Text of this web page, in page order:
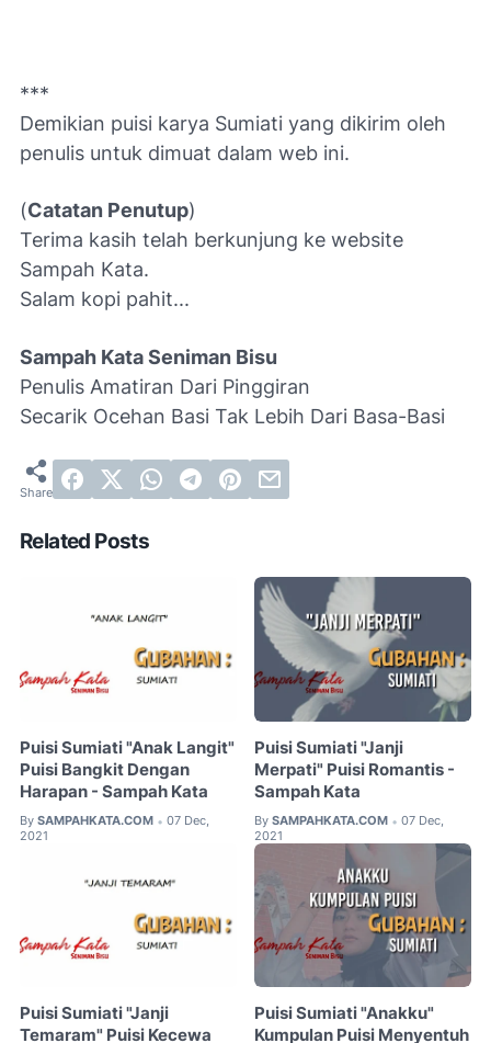
***
Demikian puisi karya Sumiati yang dikirim oleh
penulis untuk dimuat dalam web ini.
(Catatan Penutup)
Terima kasih telah berkunjung ke website
Sampah Kata.
Salam kopi pahit...
Sampah Kata Seniman Bisu
Penulis Amatiran Dari Pinggiran
Secarik Ocehan Basi Tak Lebih Dari Basa-Basi
Related Posts
Puisi Sumiati "Anak Langit"
Puisi Bangkit Dengan
Harapan - Sampah Kata
By SAMPAHKATA.COM • 07 Dec,
2021
Puisi Sumiati "Janji
Merpati" Puisi Romantis -
Sampah Kata
By SAMPAHKATA.COM • 07 Dec,
2021
Puisi Sumiati "Janji
Temaram" Puisi Kecewa
Puisi Sumiati "Anakku"
Kumpulan Puisi Menyentuh